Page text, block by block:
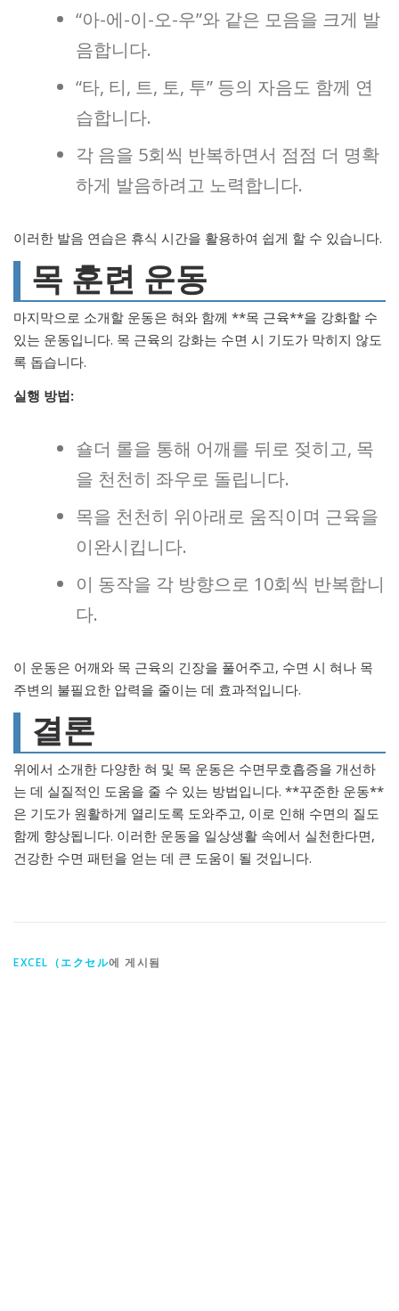
“아-에-이-오-우”와 같은 모음을 크게 발
음합니다.
“타, 티, 트, 토, 투” 등의 자음도 함께 연
습합니다.
각 음을 5회씩 반복하면서 점점 더 명확
하게 발음하려고 노력합니다.
이러한 발음 연습은 휴식 시간을 활용하여 쉽게 할 수 있습니다.
목 훈련 운동
마지막으로 소개할 운동은 혀와 함께 **목 근육**을 강화할 수
있는 운동입니다. 목 근육의 강화는 수면 시 기도가 막히지 않도
록 돕습니다.
실행 방법:
숄더 롤을 통해 어깨를 뒤로 젖히고, 목
을 천천히 좌우로 돌립니다.
목을 천천히 위아래로 움직이며 근육을
이완시킵니다.
이 동작을 각 방향으로 10회씩 반복합니
다.
이 운동은 어깨와 목 근육의 긴장을 풀어주고, 수면 시 혀나 목
주변의 불필요한 압력을 줄이는 데 효과적입니다.
결론
위에서 소개한 다양한 혀 및 목 운동은 수면무호흡증을 개선하
는 데 실질적인 도움을 줄 수 있는 방법입니다. **꾸준한 운동**
은 기도가 원활하게 열리도록 도와주고, 이로 인해 수면의 질도
함께 향상됩니다. 이러한 운동을 일상생활 속에서 실천한다면,
건강한 수면 패턴을 얻는 데 큰 도움이 될 것입니다.
EXCEL（エクセル에 게시됨